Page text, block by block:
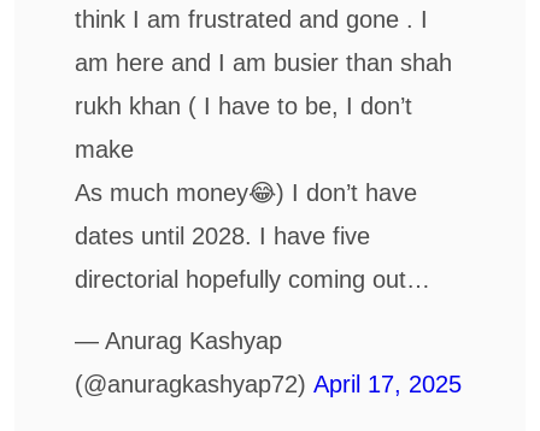
think I am frustrated and gone . I
am here and I am busier than shah
rukh khan ( I have to be, I don’t
make
As much money😂) I don’t have
dates until 2028. I have five
directorial hopefully coming out…
— Anurag Kashyap
(@anuragkashyap72) April 17, 2025